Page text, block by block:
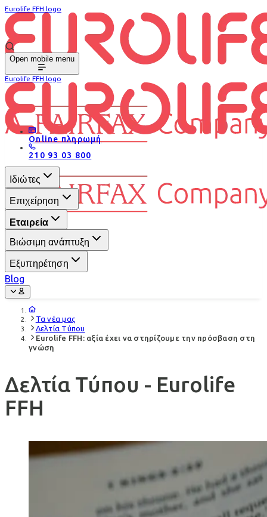
Eurolife FFH logo
Open mobile menu
Eurolife FFH logo
Online πληρωμή
210 93 03 800
Ιδιώτες
Επιχείρηση
Εταιρεία
Βιώσιμη ανάπτυξη
Εξυπηρέτηση
Blog
Τα νέα μας
Δελτία Τύπου
Eurolife FFH: αξία έχει να στηρίζουμε την πρόσβαση στη
γνώση
Δελτία Τύπου - Eurolife
FFH